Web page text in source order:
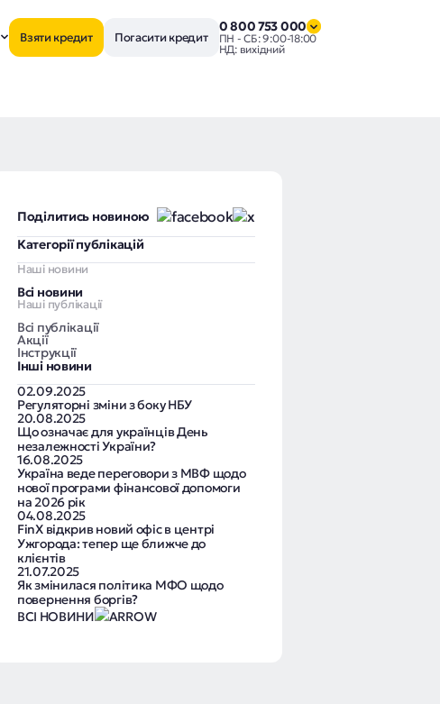
Взяти кредит Погасити кредит
0 800 753 000
ПН - СБ: 9:00-18:00
НД: вихідний
Поділитись новиною
Категорії публікацій
Наші новини
Всі новини
Наші публікації
Всі публікації
Акції
Інструкції
Інші новини
02.09.2025
Регуляторні зміни з боку НБУ
20.08.2025
Що означає для українців День
незалежності України?
16.08.2025
Україна веде переговори з МВФ щодо
нової програми фінансової допомоги
на 2026 рік
04.08.2025
FinX відкрив новий офіс в центрі
Ужгорода: тепер ще ближче до
клієнтів
21.07.2025
Як змінилася політика МФО щодо
повернення боргів?
ВСІ НОВИНИ